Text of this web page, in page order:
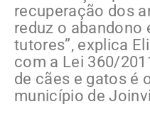
recuperação dos
reduz o abandono
tutores”, explica
com a Lei 360/
de cães e gatos é
município de